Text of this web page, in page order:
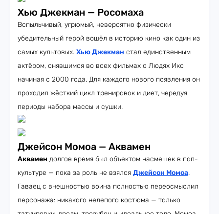
Хью Джекман — Росомаха
Вспыльчивый, угрюмый, невероятно физически
убедительный герой вошёл в историю кино как один из
самых культовых. Хью Джекман стал единственным
актёром, снявшимся во всех фильмах о Людях Икс
начиная с 2000 года. Для каждого нового появления он
проходил жёсткий цикл тренировок и диет, чередуя
периоды набора массы и сушки.
Джейсон Момоа — Аквамен
Аквамен долгое время был объектом насмешек в поп-
культуре — пока за роль не взялся Джейсон Момоа.
Гаваец с внешностью воина полностью переосмыслил
персонажа: никакого нелепого костюма — только